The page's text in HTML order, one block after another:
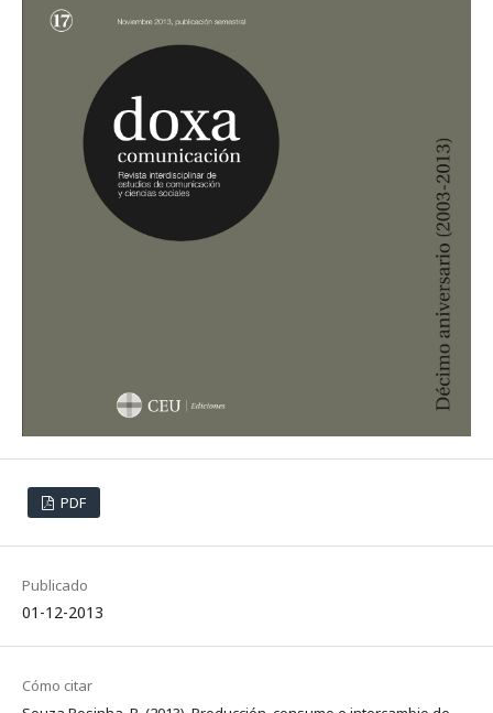
PDF
Publicado
01-12-2013
Cómo citar